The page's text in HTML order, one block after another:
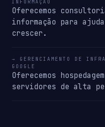
INFORMAÇÃO
Oferecemos
informação para
crescer.
→ GERENCIAMENTO DE
GOOGLE
Oferecemos
servidores de alta